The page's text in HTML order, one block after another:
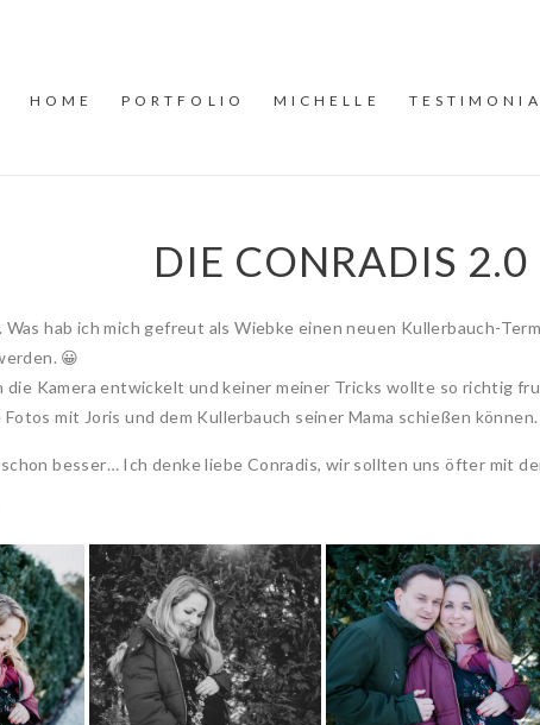
HOME PORTFOLIO MICHELLE
DIE CONRADIS 2.0
hab ich mich gefreut als Wiebke einen neuen Kullerbauch-
😀
Kamera entwickelt und keiner meiner Tricks wollte so richtig
mit Joris und dem Kullerbauch seiner Mama schießen können.
besser… Ich denke liebe Conradis, wir sollten uns öfter mit